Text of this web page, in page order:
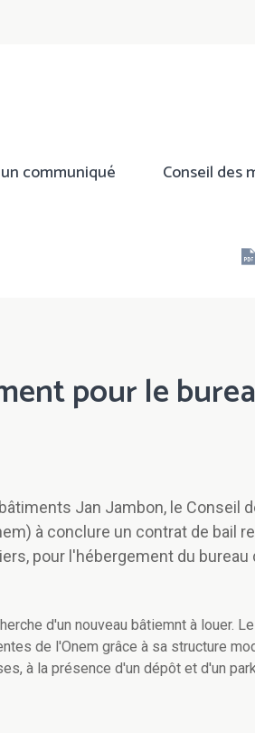
communiqué Conseil des
pour le
Jan Jambon, le Conseil
à conclure un contrat de bail
pour l'hébergement du bureau
d'un nouveau bâtiemnt à louer.
de l'Onem grâce à sa structure
à la présence d'un dépôt et d'un